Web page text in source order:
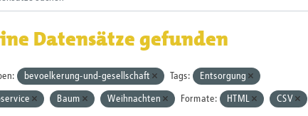
Datensätze gefunden
bevoelkerung-und-gesellschaft Tags: Entsorgung
Baum Weihnachten Formate: HTML CSV